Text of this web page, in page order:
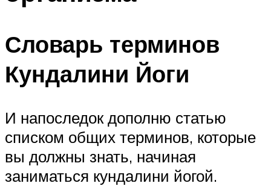
Словарь терминов
Кундалини Йоги
И напоследок дополню статью
списком общих терминов, которые
вы должны знать, начиная
заниматься кундалини йогой.